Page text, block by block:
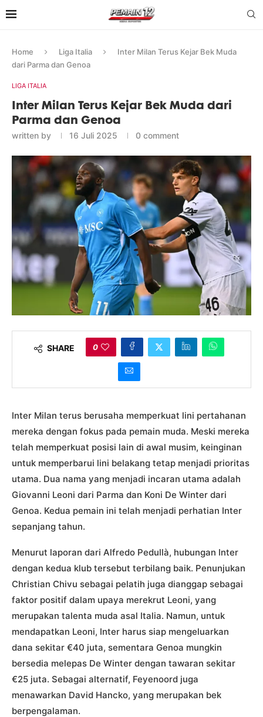
Home Liga Italia
Inter Milan Terus Kejar Bek Muda
dari Parma dan Genoa
LIGA ITALIA
Inter Milan Terus Kejar Bek Muda dari
Parma dan Genoa
written by 16 Juli 2025 0 comment
SHARE 0
Inter Milan terus berusaha memperkuat lini pertahanan
mereka dengan fokus pada pemain muda. Meski mereka
telah memperkuat posisi lain di awal musim, keinginan
untuk memperbarui lini belakang tetap menjadi prioritas
utama. Dua nama yang menjadi incaran utama adalah
Giovanni Leoni dari Parma dan Koni De Winter dari
Genoa. Kedua pemain ini telah menjadi perhatian Inter
sepanjang tahun.
Menurut laporan dari Alfredo Pedullà, hubungan Inter
dengan kedua klub tersebut terbilang baik. Penunjukan
Christian Chivu sebagai pelatih juga dianggap sebagai
faktor positif dalam upaya merekrut Leoni, yang
merupakan talenta muda asal Italia. Namun, untuk
mendapatkan Leoni, Inter harus siap mengeluarkan
dana sekitar €40 juta, sementara Genoa mungkin
bersedia melepas De Winter dengan tawaran sekitar
€25 juta. Sebagai alternatif, Feyenoord juga
menawarkan David Hancko, yang merupakan bek
berpengalaman.